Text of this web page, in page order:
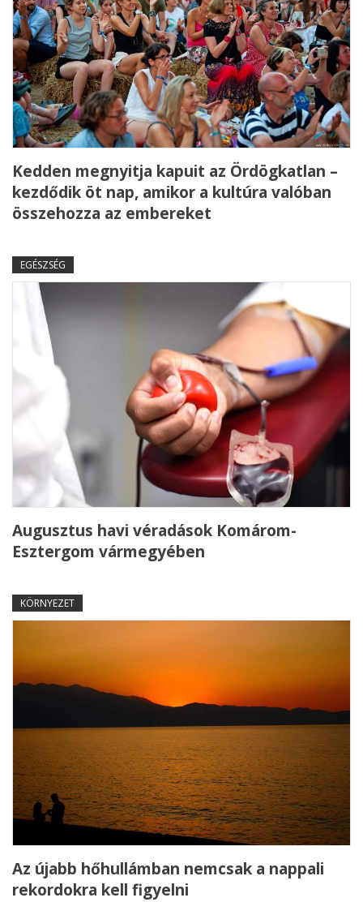
Kedden megnyitja kapuit az Ördögkatlan –
kezdődik öt nap, amikor a kultúra valóban
összehozza az embereket
EGÉSZSÉG
Augusztus havi véradások Komárom-
Esztergom vármegyében
KÖRNYEZET
Az újabb hőhullámban nemcsak a nappali
rekordokra kell figyelni